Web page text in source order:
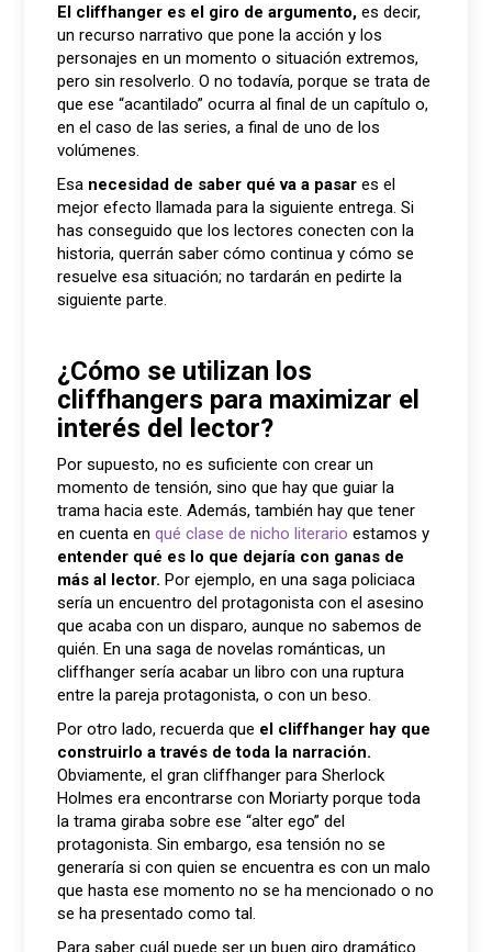
El cliffhanger es el giro de argumento, es decir,
un recurso narrativo que pone la acción y los
personajes en un momento o situación extremos,
pero sin resolverlo. O no todavía, porque se trata de
que ese “acantilado” ocurra al final de un capítulo o,
en el caso de las series, a final de uno de los
volúmenes.
Esa necesidad de saber qué va a pasar es el
mejor efecto llamada para la siguiente entrega. Si
has conseguido que los lectores conecten con la
historia, querrán saber cómo continua y cómo se
resuelve esa situación; no tardarán en pedirte la
siguiente parte.
¿Cómo se utilizan los
cliffhangers para maximizar el
interés del lector?
Por supuesto, no es suficiente con crear un
momento de tensión, sino que hay que guiar la
trama hacia este. Además, también hay que tener
en cuenta enqué clase de nicho literario estamos y
entender qué es lo que dejaría con ganas de
más al lector. Por ejemplo, en una saga policiaca
sería un encuentro del protagonista con el asesino
que acaba con un disparo, aunque no sabemos de
quién. En una saga de novelas románticas, un
cliffhanger sería acabar un libro con una ruptura
entre la pareja protagonista, o con un beso.
Por otro lado, recuerda que el cliffhanger hay que
construirlo a través de toda la narración.
Obviamente, el gran cliffhanger para Sherlock
Holmes era encontrarse con Moriarty porque toda
la trama giraba sobre ese “alter ego” del
protagonista. Sin embargo, esa tensión no se
generaría si con quien se encuentra es con un malo
que hasta ese momento no se ha mencionado o no
se ha presentado como tal.
Para saber cuál puede ser un buen giro dramático